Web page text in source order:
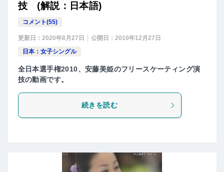
技 (解説：日本語)
コメント(55)
更新日： 2020年8月27日 公開日： 2010年12月27日
日本：女子シングル
全日本選手権2010、安藤美姫のフリースケーティング演
技の動画です。
続きを読む